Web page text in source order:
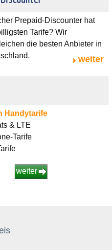
Prepaid-Discounter hat
Tarife? Wir
die besten Anbieter in
weiter
Handytarife
& LTE
Tarife
weiter